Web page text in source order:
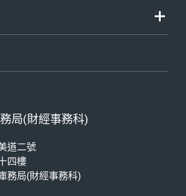
局(財經事務科)
道二號
四樓
務局(財經事務科)